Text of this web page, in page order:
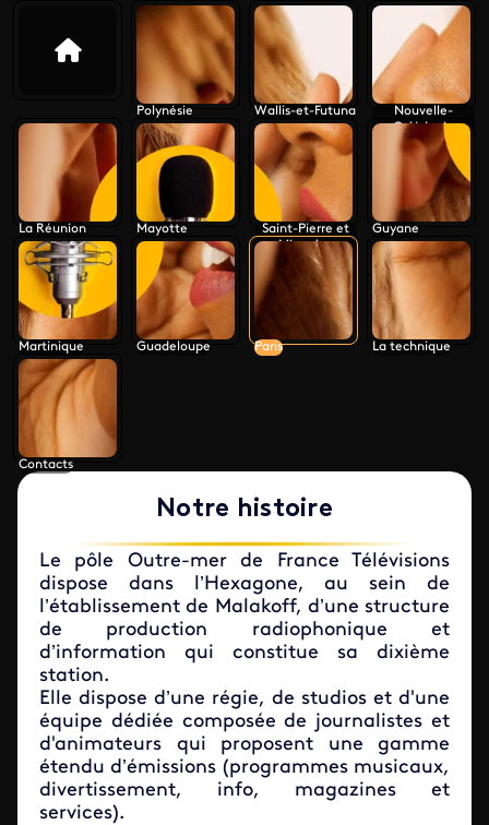
Polynésie Wallis-et-Futuna
Nouvelle-
Calédonie
La Réunion Mayotte
Saint-Pierre et
Miquelon
Guyane
Martinique Guadeloupe Paris La technique
Contacts
Notre histoire
Le pôle Outre-mer de France Télévisions
dispose dans l’Hexagone, au sein de
l’établissement de Malakoff, d’une structure
de production radiophonique et
d’information qui constitue sa dixième
station.
Elle dispose d’une régie, de studios et d'une
équipe dédiée composée de journalistes et
d'animateurs qui proposent une gamme
étendu d’émissions (programmes musicaux,
divertissement, info, magazines et
services).